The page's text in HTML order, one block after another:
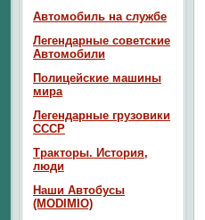
Автомобиль на службе
Легендарные советские
Автомобили
Полицейские машины
мира
Легендарные грузовики
СССР
Тракторы. История,
люди
Наши Автобусы
(MODIMIO)